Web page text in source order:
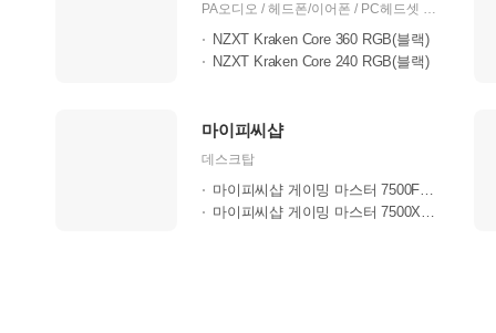
PA오디오 / 헤드폰/이어폰 / PC헤드셋 / 메인보드 / 케이스 / 파워 / 키보드 / 마우스 / 쿨러/튜닝 / 케이블 / 영상/TV/PC캠
NZXT Kraken Core 360 RGB(블랙)
NZXT Kraken Core 240 RGB(블랙)
마이피씨샵
데스크탑
마이피씨샵 게이밍 마스터 7500F RTX50..
마이피씨샵 게이밍 마스터 7500X3D RTX..